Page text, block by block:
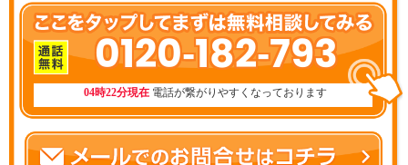
0120-182-793
04時22分現在 電話が繋がりやすくなっております